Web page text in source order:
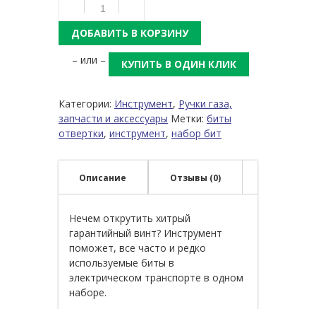
ДОБАВИТЬ В КОРЗИНУ
– или –
КУПИТЬ В ОДИН КЛИК
Категории: Инструмент, Ручки газа,
запчасти и аксессуары Метки: биты
отвертки, инструмент, набор бит
Описание Отзывы (0)
Нечем открутить хитрый
гарантийный винт? Инструмент
поможет, все часто и редко
используемые биты в
электрическом транспорте в одном
наборе.